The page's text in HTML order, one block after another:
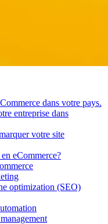
dans votre pays.
entreprise dans
votre site
eCommerce?
optimization (SEO)